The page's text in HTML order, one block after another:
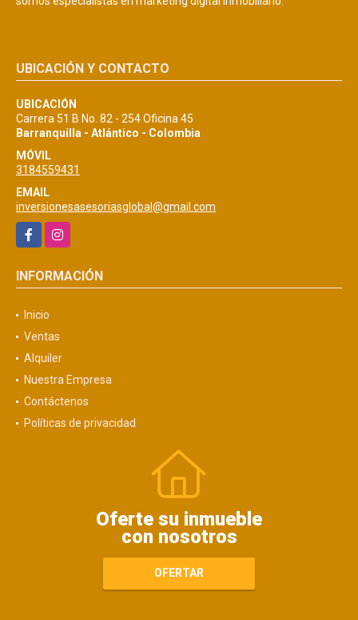
UBICACIÓN Y CONTACTO
UBICACIÓN
Carrera 51 B No. 82 - 254 Oficina 45
Barranquilla - Atlántico - Colombia
MÓVIL
3184559431
EMAIL
inversionesasesoriasglobal@gmail.com
FacebookInstagram
INFORMACIÓN
Inicio
Ventas
Alquiler
Nuestra Empresa
Contáctenos
Políticas de privacidad
Oferte su inmueble
con nosotros
OFERTAR